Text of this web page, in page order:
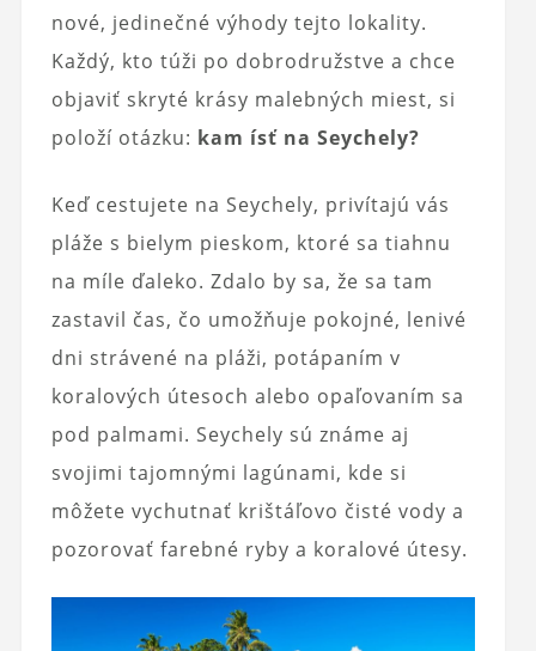
nové, jedinečné výhody tejto lokality.
Každý, kto túži po dobrodružstve a chce
objaviť skryté krásy malebných miest, si
položí otázku: kam ísť na Seychely?
Keď cestujete na Seychely, privítajú vás
pláže s bielym pieskom, ktoré sa tiahnu
na míle ďaleko. Zdalo by sa, že sa tam
zastavil čas, čo umožňuje pokojné, lenivé
dni strávené na pláži, potápaním v
koralových útesoch alebo opaľovaním sa
pod palmami. Seychely sú známe aj
svojimi tajomnými lagúnami, kde si
môžete vychutnať krištáľovo čisté vody a
pozorovať farebné ryby a koralové útesy.